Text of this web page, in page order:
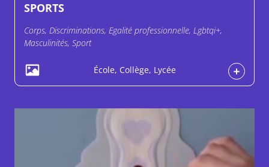
SPORTS
Corps, Discriminations, Egalité professionnelle, Lgbtqi+,
Masculinités, Sport
École, Collège, Lycée